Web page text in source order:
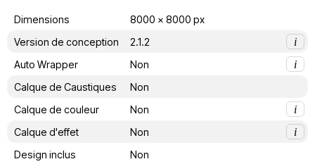
Dimensions
8000 x 8000 px
Version de conception
2.1.2
i
Auto Wrapper
Non
i
Calque de Caustiques
Non
Calque de couleur
Non
i
Calque d'effet
Non
i
Design inclus
Non